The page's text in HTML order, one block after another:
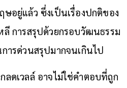
ษอยู่แล้ว ซึ่งเป็นเรื่องปกติของ
ลี การสรุปด้วยกรอบวัฒนธรรม
การด่วนสรุปมากจนเกินไป
ลดเวลล์ อาจไม่ใช่คำตอบที่ถูก